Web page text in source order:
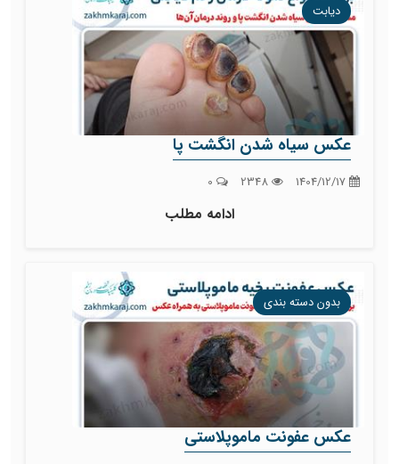
دیابت
عکس سیاه شدن انگشت پا
ادامه مطلب
بدون دسته بندی
عکس عفونت ماموپلاستی